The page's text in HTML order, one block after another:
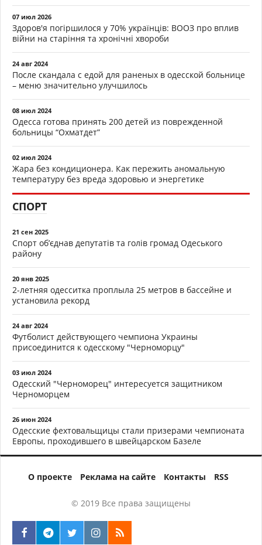
07 июл 2026
Здоров'я погіршилося у 70% українців: ВООЗ про вплив
війни на старіння та хронічні хвороби
24 авг 2024
После скандала с едой для раненых в одесской больнице
– меню значительно улучшилось
08 июл 2024
Одесса готова принять 200 детей из поврежденной
больницы “Охматдет”
02 июл 2024
Жара без кондиционера. Как пережить аномальную
температуру без вреда здоровью и энергетике
СПОРТ
21 сен 2025
Спорт об’єднав депутатів та голів громад Одеського
району
20 янв 2025
2-летняя одесситка проплыла 25 метров в бассейне и
установила рекорд
24 авг 2024
Футболист действующего чемпиона Украины
присоединится к одесскому "Черноморцу"
03 июл 2024
Одесский "Черноморец" интересуется защитником
Черноморцем
26 июн 2024
Одесские фехтовальщицы стали призерами чемпионата
Европы, проходившего в швейцарском Базеле
О проекте Реклама на сайте Контакты RSS
© 2019 Все права защищены